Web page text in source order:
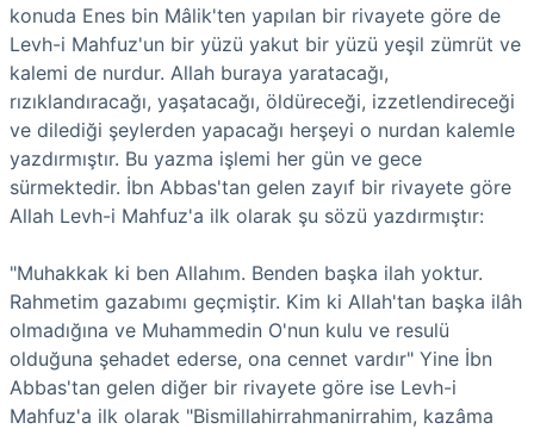
konuda Enes bin Mâlik'ten yapılan bir rivayete göre de
Levh-i Mahfuz'un bir yüzü yakut bir yüzü yeşil zümrüt ve
kalemi de nurdur. Allah buraya yaratacağı,
rızıklandıracağı, yaşatacağı, öldüreceği, izzetlendireceği
ve dilediği şeylerden yapacağı herşeyi o nurdan kalemle
yazdırmıştır. Bu yazma işlemi her gün ve gece
sürmektedir. İbn Abbas'tan gelen zayıf bir rivayete göre
Allah Levh-i Mahfuz'a ilk olarak şu sözü yazdırmıştır:
"Muhakkak ki ben Allahım. Benden başka ilah yoktur.
Rahmetim gazabımı geçmiştir. Kim ki Allah'tan başka ilâh
olmadığına ve Muhammedin O'nun kulu ve resulü
olduğuna şehadet ederse, ona cennet vardır" Yine İbn
Abbas'tan gelen diğer bir rivayete göre ise Levh-i
Mahfuz'a ilk olarak "Bismillahirrahmanirrahim, kazâma